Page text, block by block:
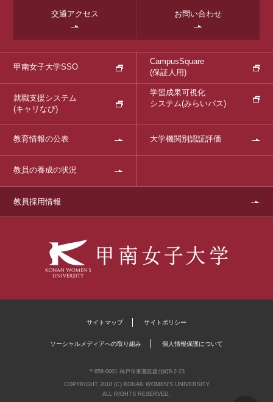
交通アクセス お問い合わせ
甲南女子大学SSO
CampusSquare
(保証人用)
就職支援システム
(キャリなび)
学習成果可視化
システム(みらいパス)
教育情報の公表 大学機関別認証評価
教員の養成の状況
教員採用情報
サイトマップ サイトポリシー
ソーシャルメディアへの取り組み 個人情報保護について
〒658-0001 神戸市東灘区森北町6-2-23
COPYRIGHT 2018 (C) KONAN WOMEN'S UNIVERSITY
ALL RIGHTS RESERVED.